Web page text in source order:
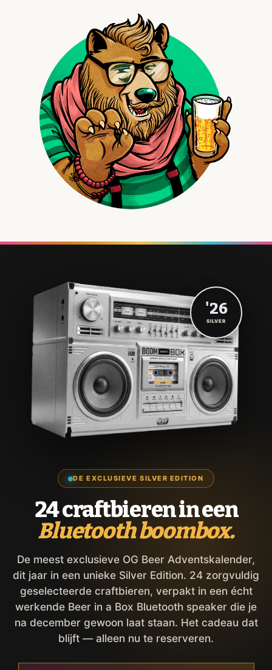
DE EXCLUSIEVE SILVER EDITION
24 craftbieren in een
Bluetooth boombox.
De meest exclusieve OG Beer Adventskalender,
dit jaar in een unieke Silver Edition. 24 zorgvuldig
geselecteerde craftbieren, verpakt in een écht
werkende Beer in a Box Bluetooth speaker die je
na december gewoon laat staan. Het cadeau dat
blijft — alleen nu te reserveren.
'26
SILVER